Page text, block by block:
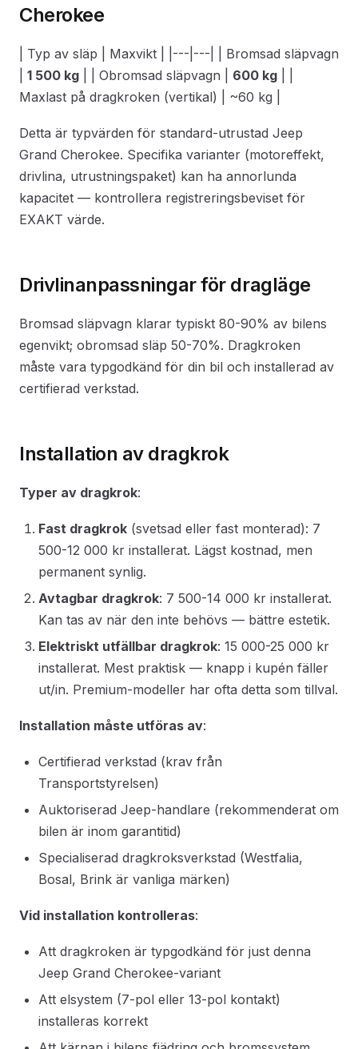
Cherokee
| Typ av släp | Maxvikt | |---|---| | Bromsad släpvagn
1 500 kg | | Obromsad släpvagn | 600 kg
Maxlast på dragkroken (vertikal) | ~60 kg |
Detta är typvärden för standard-utrustad Jeep
Grand Cherokee. Specifika varianter (motoreffekt,
drivlina, utrustningspaket) kan ha annorlunda
kapacitet — kontrollera registreringsbeviset för
EXAKT värde.
Drivlinanpassningar för dragläge
Bromsad släpvagn klarar typiskt 80-90% av bilens
egenvikt; obromsad släp 50-70%. Dragkroken
måste vara typgodkänd för din bil och installerad av
certifierad verkstad.
Installation av dragkrok
Typer av dragkrok:
Fast dragkrok (svetsad eller fast monterad): 7
500-12 000 kr installerat. Lägst kostnad, men
permanent synlig.
Avtagbar dragkrok: 7 500-14 000 kr installerat.
Kan tas av när den inte behövs — bättre estetik.
Elektriskt utfällbar dragkrok: 15 000-25 000 kr
installerat. Mest praktisk — knapp i kupén fäller
ut/in. Premium-modeller har ofta detta som tillval.
Installation måste utföras av:
Certifierad verkstad (krav från
Transportstyrelsen)
Auktoriserad Jeep-handlare (rekommenderat om
bilen är inom garantitid)
Specialiserad dragkroksverkstad (Westfalia,
Bosal, Brink är vanliga märken)
Vid installation kontrolleras:
Att dragkroken är typgodkänd för just denna
Jeep Grand Cherokee-variant
Att elsystem (7-pol eller 13-pol kontakt)
installeras korrekt